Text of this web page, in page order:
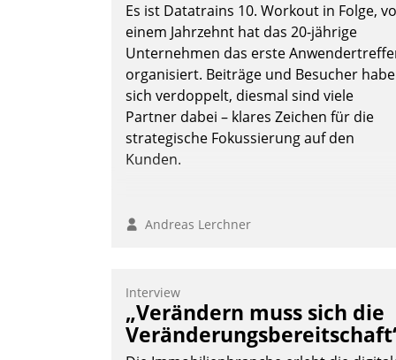
Es ist Datatrains 10. Workout in Folge,
einem Jahrzehnt hat das 20-jährige
Unternehmen das erste
organisiert. Beiträge und Besucher
sich verdoppelt, diesmal sind viele
Partner dabei – klares Zeichen für die
strategische Fokussierung auf den
Kunden.
Andreas Lerchner
Interview
„Verändern muss sich die